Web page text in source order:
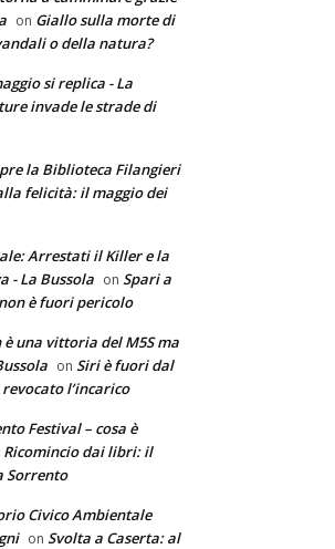
on Giallo sulla morte di
o della natura?
si replica - La
invade le strade di
la Biblioteca Filangieri
felicità: il maggio dei
Arrestati il Killer e la
- La Bussola on Spari a
è fuori pericolo
una vittoria del M5S ma
on Siri è fuori dal
l’incarico
Festival – cosa è
Ricomincio dai libri: il
Sorrento
Civico Ambientale
on Svolta a Caserta: al